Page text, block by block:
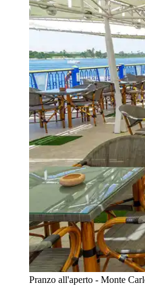
Pranzo all'aperto - Monte